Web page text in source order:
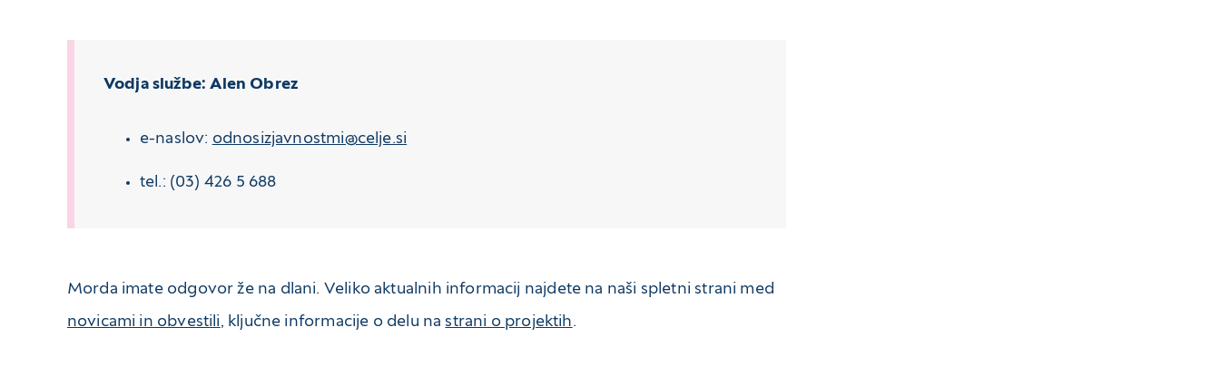
Vodja službe: Alen Obrez
e-naslov: odnosizjavnostmi@celje.si
tel.: (03) 426 5 688
Morda imate odgovor že na dlani. Veliko aktualnih informacij najdete na naši spletni strani med
novicami in obvestili, ključne informacije o delu na strani o projektih.